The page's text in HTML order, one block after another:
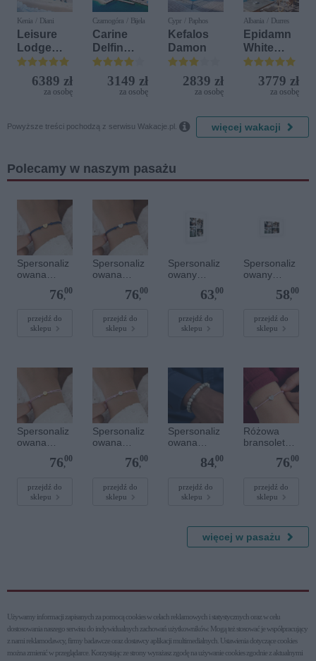
Kenia / Diani
Leisure
Lodge
Beach &
Golf
Resort by
6389 zł
za osobę
Czarnogóra / Bijela
Carine
Delfin
Bijela (ex.
Iberostar
Bijela
3149 zł
za osobę
Cypr / Paphos
Kefalos
Damon
2839 zł
za osobę
Albania / Durres
Epidamn
White
Sensation
3779 zł
za osobę
Powyższe treści pochodzą z serwisu Wakacje.pl.  więcej wakacji
Polecamy w naszym pasażu
Spersonaliz
owana
bransoletka
sznurkowa -
Złote serce
76,
00
przejdź do
sklepu
Spersonaliz
owana
bransoletka
sznurkowa -
Srebrne
serce
76,
00
przejdź do
sklepu
Spersonaliz
owany
plakat - 30 x
63,
00
przejdź do
sklepu
Spersonaliz
owany
plakat - 30 x
58,
00
przejdź do
sklepu
Spersonaliz
owana
bransoletka
sznurkowa -
Złote kółko
76,
00
przejdź do
sklepu
Spersonaliz
owana
bransoletka
sznurkowa -
Srebrne
kółko
76,
00
przejdź do
sklepu
Spersonaliz
owana
bransoletka
szlachetnym
i - Szary - M
84,
00
przejdź do
sklepu
Różowa
bransoletka
dla dzieci -
owana -
Srebrne
76,
00
przejdź do
sklepu
więcej w pasażu
Używamy informacji zapisanych za pomocą cookies w celach reklamowych i statystycznych oraz w celu
dostosowania naszego serwisu do indywidualnych zachowań użytkowni­ków. Mogą też stosować je współpracujący
z nami reklamodawcy, firmy badawcze oraz dostawcy aplikacji multimedialnych. Ustawienia dotyczące cookies
można zmienić w przeglądarce. Korzystając ze strony wyrażasz zgodę na używanie cookies zgodnie z aktualnymi